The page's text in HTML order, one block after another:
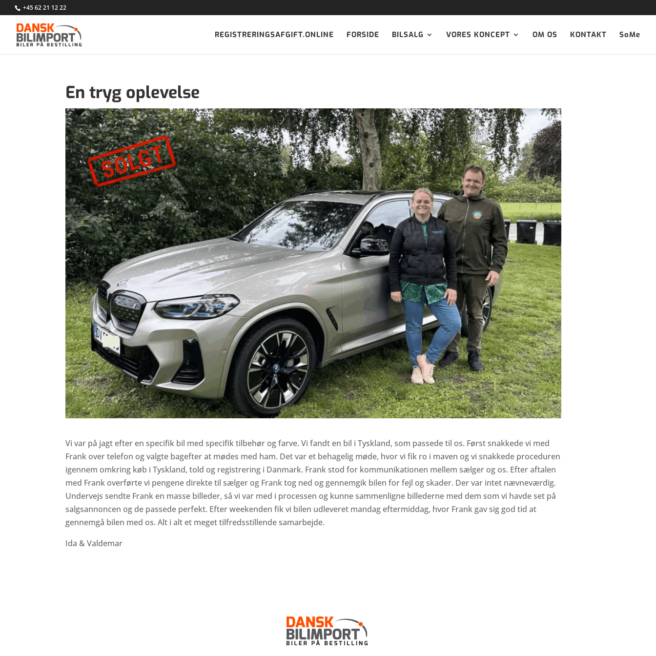
+45 62 21 12 22
REGISTRERINGSAFGIFT.ONLINE FORSIDE BILSALG VORES KONCEPT OM OS KONTAKT SoMe
En tryg oplevelse
Vi var på jagt efter en specifik bil med specifik tilbehør og farve. Vi fandt en bil i Tyskland, som passede til os. Først snakkede vi med
Frank over telefon og valgte bagefter at mødes med ham. Det var et behagelig møde, hvor vi fik ro i maven og vi snakkede proceduren
igennem omkring køb i Tyskland, told og registrering i Danmark. Frank stod for kommunikationen mellem sælger og os. Efter aftalen
med Frank overførte vi pengene direkte til sælger og Frank tog ned og gennemgik bilen for fejl og skader. Der var intet nævneværdig.
Undervejs sendte Frank en masse billeder, så vi var med i processen og kunne sammenligne billederne med dem som vi havde set på
salgsannoncen og de passede perfekt. Efter weekenden fik vi bilen udleveret mandag eftermiddag, hvor Frank gav sig god tid at
gennemgå bilen med os. Alt i alt et meget tilfredsstillende samarbejde.
Ida & Valdemar